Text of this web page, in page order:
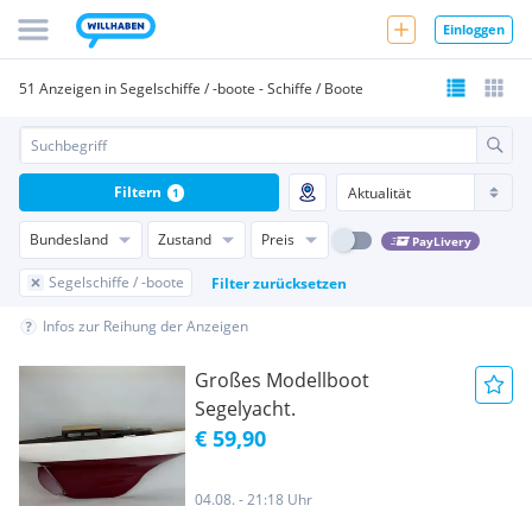
Einloggen
51 Anzeigen in Segelschiffe / -boote - Schiffe / Boote
Bundesland Zustand Preis PayLivery
Segelschiffe / -boote Filter zurücksetzen
Filtern 1
Infos zur Reihung der Anzeigen
Großes Modellboot
Segelyacht.
€ 59,90
04.08. - 21:18 Uhr